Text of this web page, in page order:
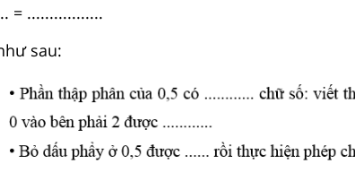
= .................
sau: